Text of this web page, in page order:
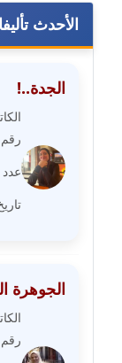
عاملة
عاملة
مدونة غازي
عاملة
مدونة
مدونة
الأحدث
الجدة..!
رقم
الجوهرة
رقم